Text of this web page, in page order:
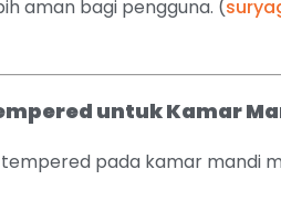
aman bagi pengguna. (
untuk Kamar
pada kamar mandi